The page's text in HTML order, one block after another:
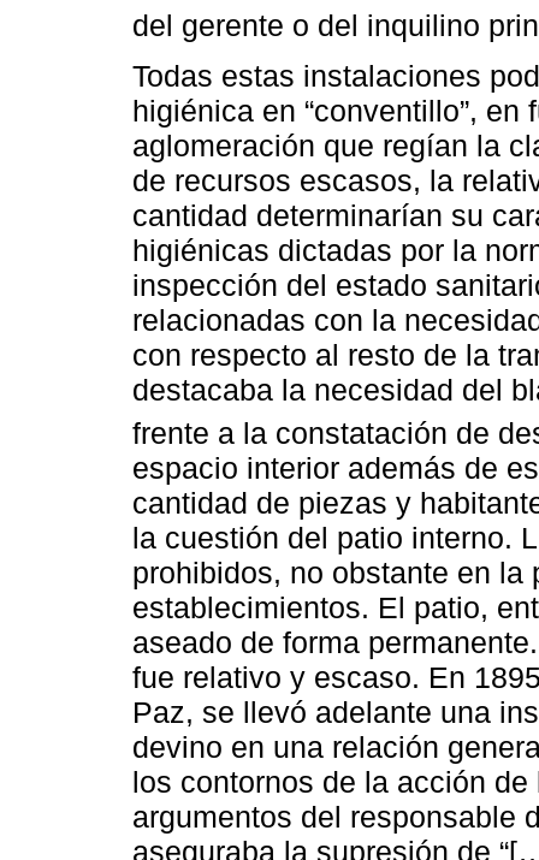
del gerente o del inquilino
Todas estas instalaciones
higiénica en “conventillo”,
aglomeración que regían la
de recursos escasos, la
cantidad determinarían su
higiénicas dictadas por la
inspección del estado
relacionadas con la
con respecto al resto de la
destacaba la necesidad del
frente a la constatación de
espacio interior además de
cantidad de piezas y
la cuestión del patio interno.
prohibidos, no obstante en
establecimientos. El patio,
aseado de forma
fue relativo y escaso. En
Paz, se llevó adelante una
devino en una relación
los contornos de la acción
argumentos del responsable
aseguraba la supresión de